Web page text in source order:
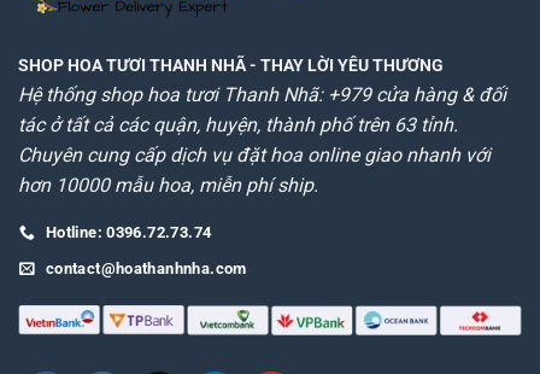
SHOP HOA TƯƠI THANH NHÃ- THAY LỜI YÊU THƯƠNG
Hệ thống shop hoa tươi Thanh Nhã: +979 cửa hàng & đối
tác ở tất cả các quận, huyện, thành phố trên 63 tỉnh.
Chuyên cung cấp dịch vụ đặt hoa online giao nhanh với
hơn 10000 mẫu hoa, miễn phí ship.
Hotline: 0396.72.73.74
contact@hoathanhnha.com